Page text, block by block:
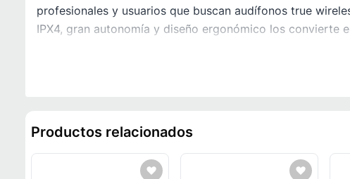
profesionales y usuarios que buscan audífonos true
IPX4, gran autonomía y diseño ergonómico los
Productos relacionados